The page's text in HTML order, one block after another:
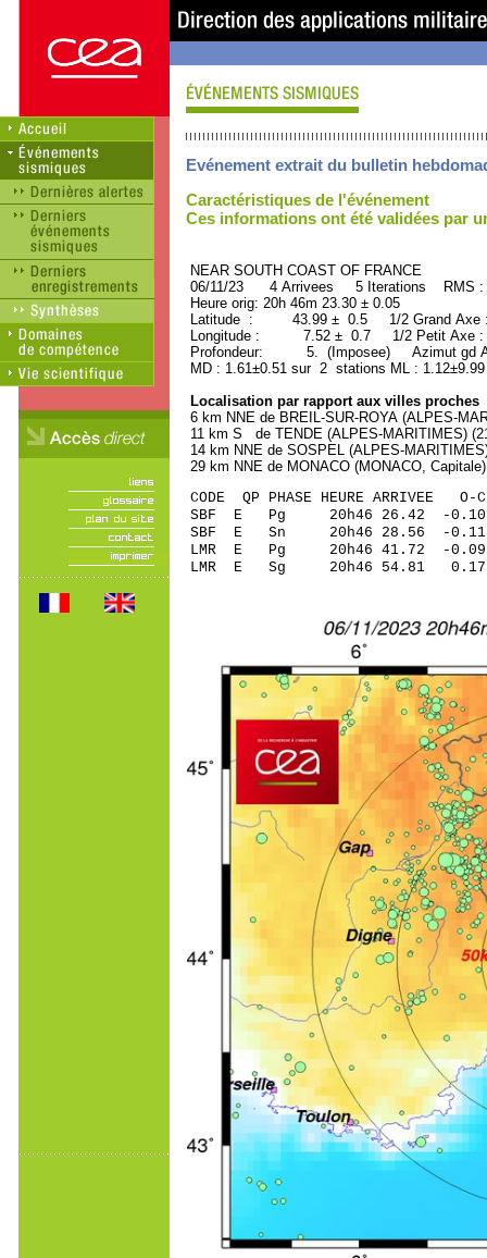
Evénement extrait du bulletin
Caractéristiques de l'événement
Ces informations ont été validées par
NEAR SOUTH COAST OF FRANCE
06/11/23 4 Arrivees 5 Iterations RMS :
Heure orig: 20h 46m 23.30 ± 0.05
Latitude : 43.99 ± 0.5 1/2 Grand
Longitude : 7.52 ± 0.7 1/2 Petit Axe
Profondeur: 5. (Imposee) Azimut gd
MD : 1.61±0.51 sur 2 stations ML :
Localisation par rapport aux villes proches
6 km NNE de BREIL-SUR-ROYA (ALPES-
11 km S de TENDE (ALPES-MARITIMES)
14 km NNE de SOSPEL (ALPES-
29 km NNE de MONACO (MONACO,
CODE QP PHASE HEURE
SBF E Pg 20h46
SBF E Sn 20h46
LMR E Pg 20h46
LMR E Sg 20h46 54.81